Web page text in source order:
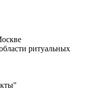
ритуальных